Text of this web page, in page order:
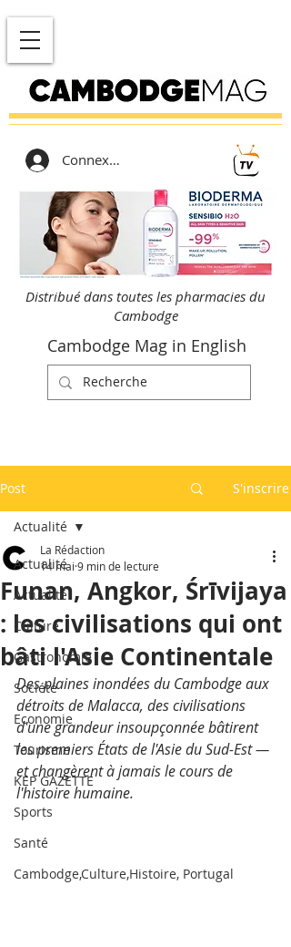
Connexion
Distribué dans toutes les pharmacies du
Cambodge
Cambodge Mag in English
Post S'inscrire
Actualité
Actualité
Culture
Gastronomie
Société
Economie
Tourisme
KEP GAZETTE
Sports
Santé
Cambodge,Culture,Histoire, Portugal
Actualité
Funan, Angkor, Śrīvijaya
: les civilisations qui ont
bâti l'Asie Continentale
La Rédaction
14 mai 9 min de lecture
Des plaines inondées du Cambodge aux
détroits de Malacca, des civilisations
d'une grandeur insoupçonnée bâtirent
les premiers États de l'Asie du Sud-Est —
et changèrent à jamais le cours de
l'histoire humaine.